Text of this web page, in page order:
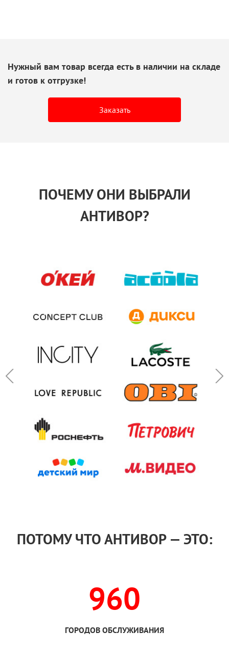
Нужный вам товар всегда есть в наличии на складе
и готов к отгрузке!
Заказать
ПОЧЕМУ ОНИ ВЫБРАЛИ
АНТИВОР?
ПОТОМУ ЧТО АНТИВОР — ЭТО:
960
ГОРОДОВ ОБСЛУЖИВАНИЯ